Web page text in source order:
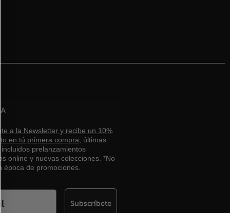
a la Newsletter y recibe un 10%
en tú primera compra,
últimas
incluidos prelanzamientos
online y nuevas colecciones. *No
época de promociones.
Subscríbete